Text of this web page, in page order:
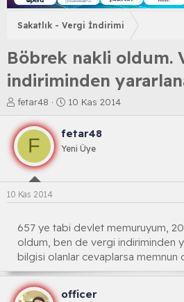
Sakatlık - Vergi İndirimi
Böbrek nakli oldum.
indiriminden
K
o
n
b
u
y
a
l
a
t
a
n
fetar48
B
a
l
a
ç
a
r
i
h
i
10 Kas 2014
F
fetar48
Yeni Üye
10 Kas 2014
657 ye tabi devlet memuruyum,
oldum, ben de vergi indiriminden
bilgisi olanlar cevaplarsa memnun
officer